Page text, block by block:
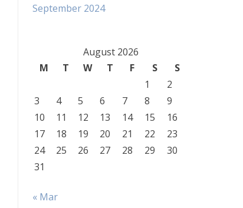
September 2024
August 2026
M
T W T F S
S
1
2
3
4 5 6 7 8
9
10
11 12 13 14 15
16
17
18 19 20 21 22
23
24
25 26 27 28 29
30
31
« Mar